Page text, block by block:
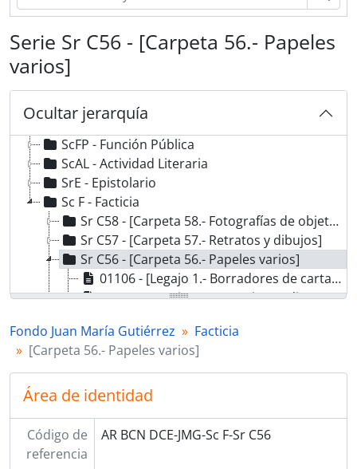
Serie Sr C56 - [Carpeta 56.- Papeles
varios]
Ocultar jerarquía
DCE-JMG - Fondo Juan María Gutiérrez
ScFP - Función Pública
ScAL - Actividad Literaria
SrE - Epistolario
Sc F - Facticia
Sr C58 - [Carpeta 58.- Fotografías de objetos y lugares]
Sr C57 - [Carpeta 57.- Retratos y dibujos]
Sr C56 - [Carpeta 56.- Papeles varios]
01106 - [Legajo 1.- Borradores de cartas de Juan María Gutiérrez y cartas sin indicación del remitente]
01107 - [Legajo 2.- Anotaciones diversas del Dr. Juan María Gutiérrez]
01109 - [Legajo 4.- Cuentas y recibos]
01110 - [Legajo 5.- Apuntes varios]
01111 - [Legajo 6.- Varios]
Sr C55 - [Carpeta 55.- Ensayos sobre diversas ciencias]
Sr C53 - [Carpeta 53.- Enseñanza. Ilustración general]
Sr C54 - [Carpeta 54.- Legislación. Asuntos judiciales]
Fondo Juan María Gutiérrez
Facticia
[Carpeta 56.- Papeles varios]
Área de identidad
Código de
referencia
AR BCN DCE-JMG-Sc F-Sr C56